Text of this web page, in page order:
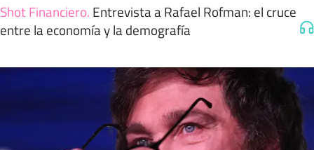
Shot Financiero. Entrevista a Rafael Rofman: el cruce
entre la economía y la demografía